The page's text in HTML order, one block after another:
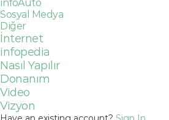
infoAuto
Sosyal Medya
Diğer
İnternet
infopedia
Nasıl Yapılır
Donanım
Video
Vizyon